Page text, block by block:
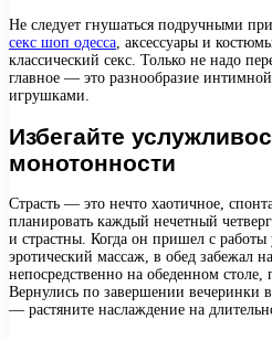
Не следует гнушаться подручными
секс шоп одесса , аксессуары и
классический секс. Только не надо
главное — это разнообразие
игрушками.
Избегайте
монотонности
Страсть — это нечто хаотичное,
планировать каждый нечетный
и страстны. Когда он пришел с
эротический массаж, в обед забежал
непосредственно на обеденном столе,
Вернулись по завершении вечеринки
— растяните наслаждение на